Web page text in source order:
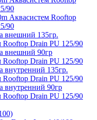
90
Аквасистем Rooftop
90
внешний 135гр.
Rooftop Drain PU 125/90
внешний 90гр
Rooftop Drain PU 125/90
внутренний 135гр.
Rooftop Drain PU 125/90
внутренний 90гр
Rooftop Drain PU 125/90